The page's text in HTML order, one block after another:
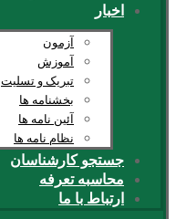
اخبار
آزمون
آموزش
تبریک و تسلیت
بخشنامه ها
آئین نامه ها
نظام نامه ها
جستجو کارشناسان
محاسبه تعرفه
ارتباط با ما